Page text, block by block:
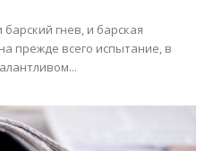
гнев, и барская
прежде всего испытание, в